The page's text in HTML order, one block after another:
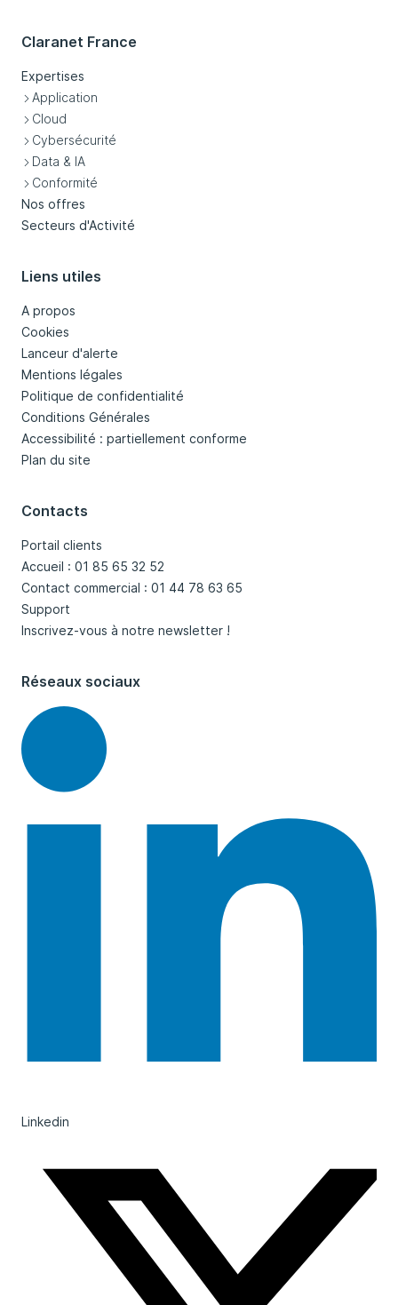
Claranet France
Expertises
Application
Cloud
Cybersécurité
Data & IA
Conformité
Nos offres
Secteurs d'Activité
Liens utiles
A propos
Cookies
Lanceur d'alerte
Mentions légales
Politique de confidentialité
Conditions Générales
Accessibilité : partiellement conforme
Plan du site
Contacts
Portail clients
Accueil : 01 85 65 32 52
Contact commercial : 01 44 78 63 65
Support
Inscrivez-vous à notre newsletter !
Réseaux sociaux
Linkedin